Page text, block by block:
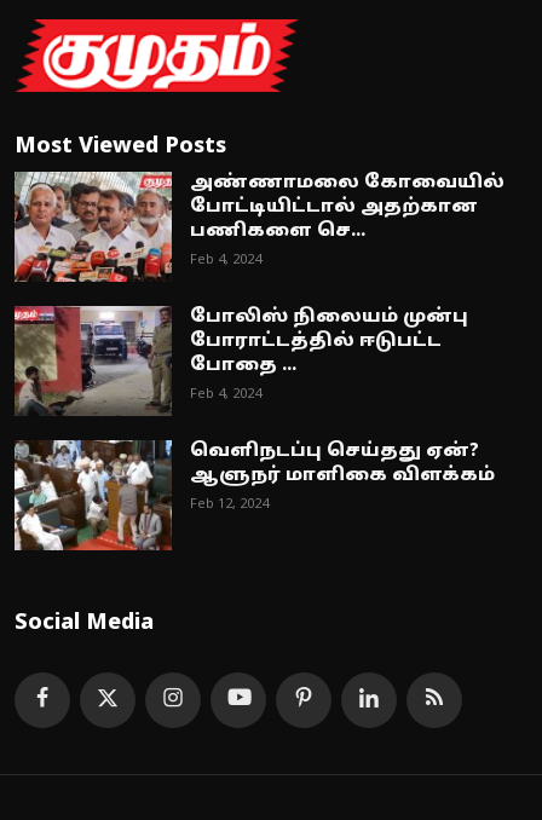
Most Viewed Posts
அண்ணாமலை கோவையில்
போட்டியிட்டால் அதற்கான
பணிகளை செ...
Feb 4, 2024
போலிஸ் நிலையம் முன்பு
போராட்டத்தில் ஈடுபட்ட
போதை ...
Feb 4, 2024
வெளிநடப்பு செய்தது ஏன்?
ஆளுநர் மாளிகை விளக்கம்
Feb 12, 2024
Social Media